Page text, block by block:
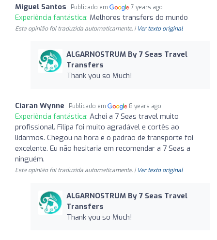
Miguel Santos Publicado em 7 years ago
Experiência fantástica: Melhores transfers do mundo
Esta opinião foi traduzida automaticamente. | Ver texto original
ALGARNOSTRUM By 7 Seas Travel
Transfers
Thank you so Much!
Ciaran Wynne Publicado em 8 years ago
Experiência fantástica: Achei a 7 Seas travel muito
profissional. Filipa foi muito agradável e cortês ao
lidarmos. Chegou na hora e o padrão de transporte foi
excelente. Eu não hesitaria em recomendar a 7 Seas a
ninguém.
Esta opinião foi traduzida automaticamente. | Ver texto original
ALGARNOSTRUM By 7 Seas Travel
Transfers
Thank you so Much!